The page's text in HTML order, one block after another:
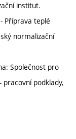
institut.
Příprava teplé
normalizační
Společnost pro
podklady,